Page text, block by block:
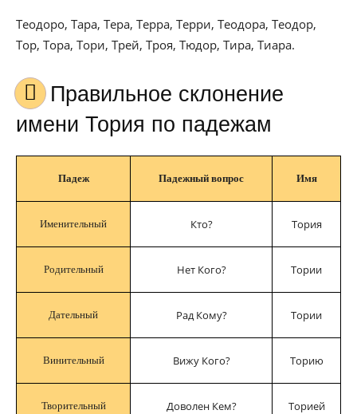
Теодоро, Тара, Тера, Терра, Терри, Теодора, Теодор,
Тор, Тора, Тори, Трей, Троя, Тюдор, Тира, Тиара.
Правильное склонение
имени Тория по падежам
Падеж Падежный вопрос Имя
Именительный Кто? Тория
Родительный Нет Кого? Тории
Дательный Рад Кому? Тории
Винительный Вижу Кого? Торию
Творительный Доволен Кем? Торией